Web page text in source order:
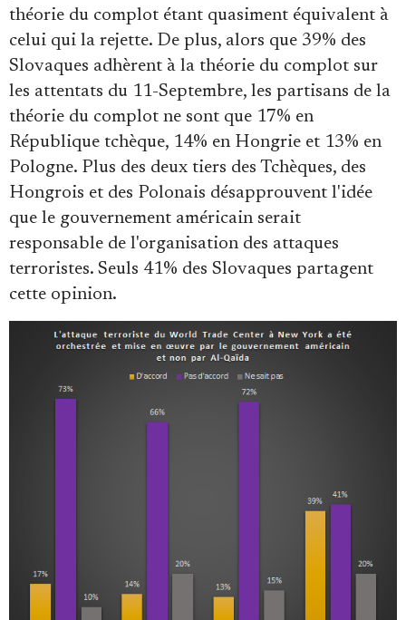
théorie du complot étant quasiment équivalent à
celui qui la rejette. De plus, alors que 39% des
Slovaques adhèrent à la théorie du complot sur
les attentats du 11-Septembre, les partisans de la
théorie du complot ne sont que 17% en
République tchèque, 14% en Hongrie et 13% en
Pologne. Plus des deux tiers des Tchèques, des
Hongrois et des Polonais désapprouvent l'idée
que le gouvernement américain serait
responsable de l'organisation des attaques
terroristes. Seuls 41% des Slovaques partagent
cette opinion.